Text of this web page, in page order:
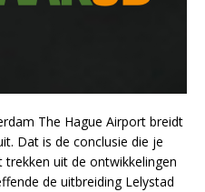
The Hague Airport breidt
Dat is de conclusie die je
trekken uit de ontwikkelingen
de uitbreiding Lelystad